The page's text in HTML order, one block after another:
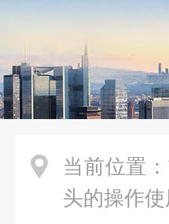
当前位置：
头的操作使